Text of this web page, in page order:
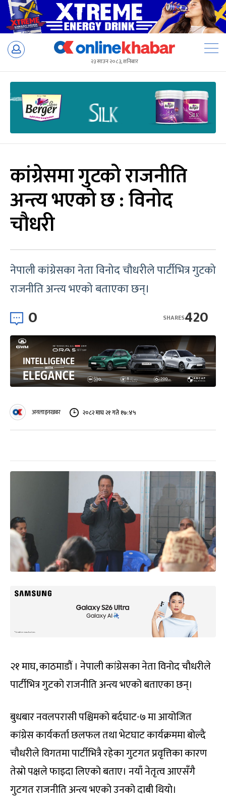
Skip
२३ साउन २०८३, शनिबार
कांग्रेसमा गुटको राजनीति
अन्त्य भएको छ : विनोद
चौधरी
नेपाली कांग्रेसका नेता विनोद चौधरीले पार्टीभित्र गुटको
राजनीति अन्त्य भएको बताएका छन्।
0 420
SHARES
अनलाइनखबर २०८२ माघ २१ गते १७:४५
२१ माघ, काठमाडौं । नेपाली कांग्रेसका नेता विनोद चौधरीले
पार्टीभित्र गुटको राजनीति अन्त्य भएको बताएका छन्।
बुधबार नवलपरासी पश्चिमको बर्दघाट-७ मा आयोजित
कांग्रेस कार्यकर्ता छलफल तथा भेटघाट कार्यक्रममा बोल्दै
चौधरीले विगतमा पार्टीभित्रै रहेका गुटगत प्रवृत्तिका कारण
तेस्रो पक्षले फाइदा लिएको बताए। नयाँ नेतृत्व आएसँगै
गुटगत राजनीति अन्त्य भएको उनको दाबी थियो।